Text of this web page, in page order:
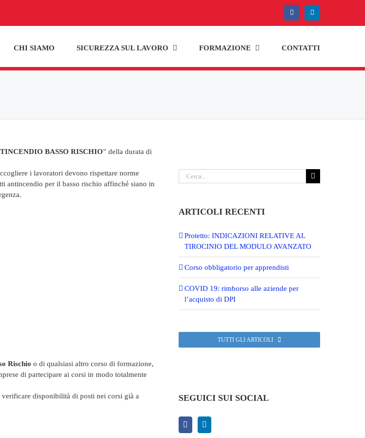
FacebookLinkedIn
CHI SIAMO SICUREZZA SUL LAVORO FORMAZIONE CONTATTI
BASSO RISCHIO” della durata di
i lavoratori devono rispettare norme
antincendio per il basso rischio affinché siano in
Rischio o di qualsiasi altro corso di formazione,
di partecipare ai corsi in modo totalmente
disponibilità di posti nei corsi già a
Cerca
per:
ARTICOLI RECENTI
Protetto: INDICAZIONI RELATIVE AL
TIROCINIO DEL MODULO AVANZATO
Corso obbligatorio per apprendisti
COVID 19: rimborso alle aziende per
l’acquisto di DPI
TUTTI GLI ARTICOLI
SEGUICI SUI SOCIAL